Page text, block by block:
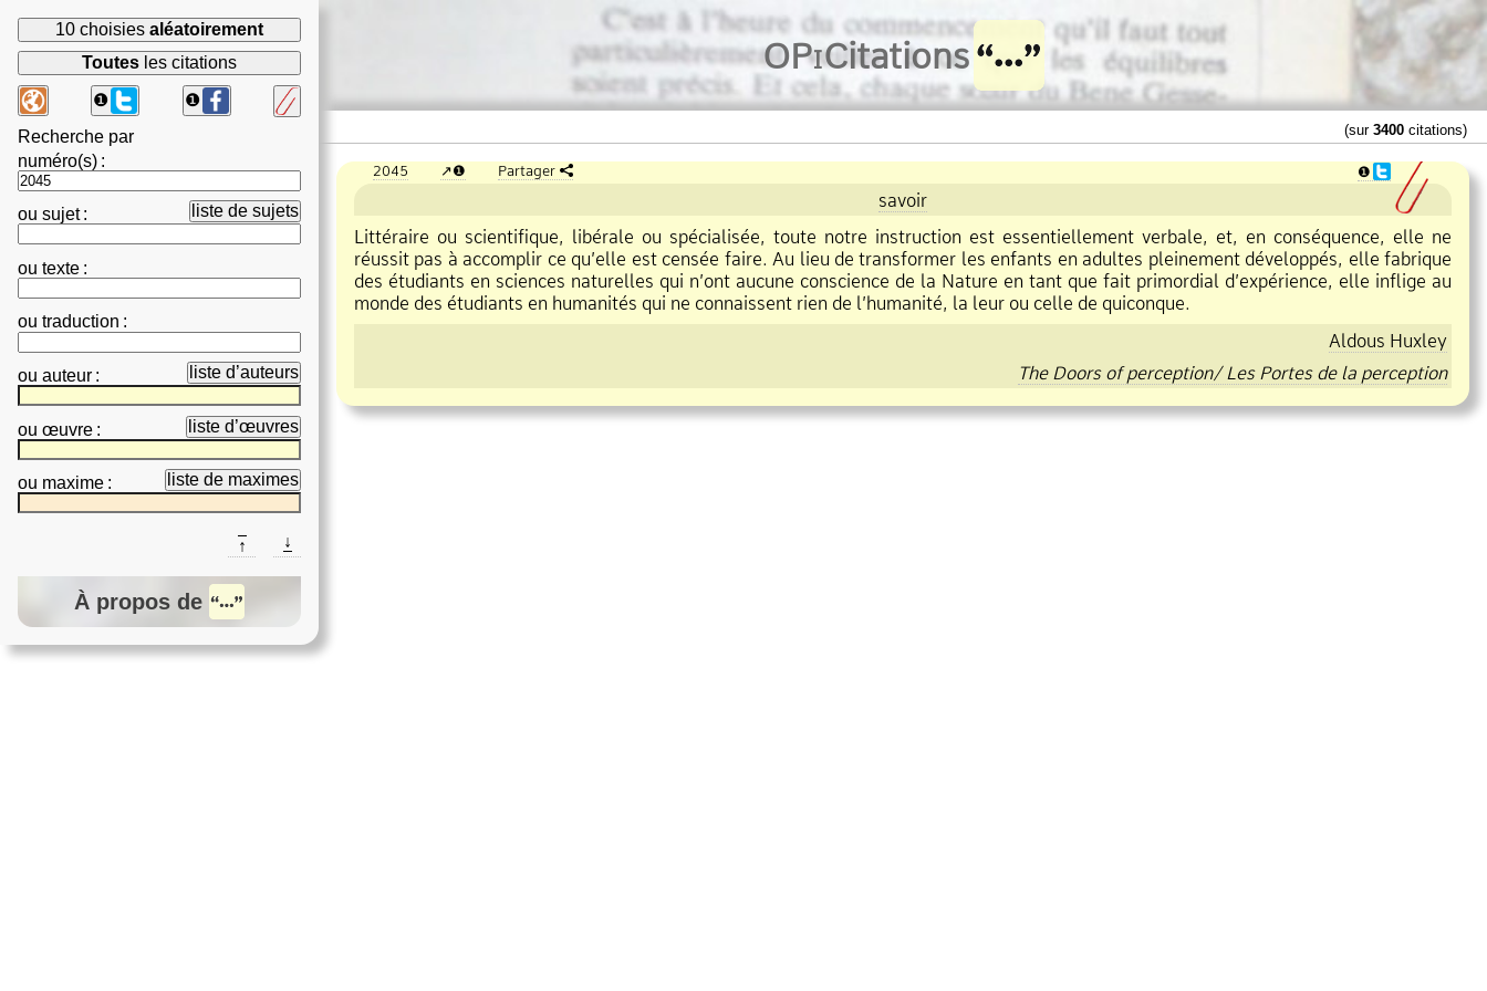
10 choisies aléatoirement
Toutes les citations
❶
❶
Recherche par
numéro(s) :
ou sujet: liste de sujets
ou texte :
ou traduction :
ou auteur : liste d’auteurs
ou œuvre : liste d’œuvres
ou maxime : liste de maximes
↓
↑
À propos de
OPiCitations
(sur 3400 citations)
2045 ❶ Partager ❶
savoir
Littéraire ou scientifique, libérale ou spécialisée, toute notre instruction est essentiellement verbale, et, en conséquence, elle ne
réussit pas à accomplir ce qu’elle est censée faire. Au lieu de transformer les enfants en adultes pleinement développés, elle fabrique
des étudiants en sciences naturelles qui n’ont aucune conscience de la Nature en tant que fait primordial d’expérience, elle inflige au
monde des étudiants en humanités qui ne connaissent rien de l’humanité, la leur ou celle de quiconque.
Aldous Huxley
The Doors of perception/ Les Portes de la perception